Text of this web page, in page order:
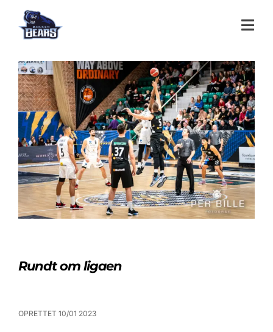
Rundt om ligaen
OPRETTET 10/01 2023